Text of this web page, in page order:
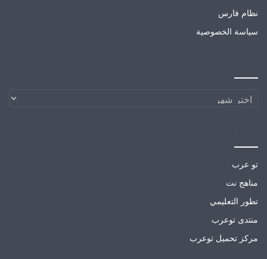
نظام فارس
سياسة الخصوصية
الارشيف
تو عرب
مناهج نت
تطور التعليمي
منتدى توعرب
مركز تحميل توعرب